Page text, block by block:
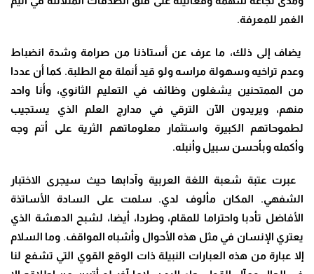
الغمر للمعرفة.
يضاف إلى ذلك، ما عرف عن أستاذنا من صرامة وشدة انضباط
وعدم تراخيه وسهولة مراسه ولو قيد أنملة مع الطلبة. كما أن عددا
من الممتحنين يشغلون وظائف في التعليم الثانوي، وأنا واحد
منهم، ويريدون الآن الترقي في مدارج العلم الذي يستجيب
لطموحاتهم الكبيرة واستثمار معلوماتهم الثرية على أتم وجه
وأكمله وبأحسن سبيل وأنبله.
عبرت عتبة شعبة اللغة العربية وآدابها حيث سيجرى الاختبار
الشفهي. المكان مألوف لدي. سلمت على السادة الأساتذة
الأفاضل تأدبا واحتراما للمقام، وطردا، أيضا، لشبح الدهشة الذي
يعتري الإنسان في مثل هذه الأحوال وأشباه المواقف. وما السلام
إلا عبارة من هذه العبارات النبيلة ذات الوقع القوي التي تشفع لنا